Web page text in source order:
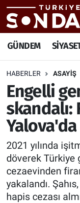
GÜNDEM
HABERLER ASAYİŞ
Engelli
skandalı:
2021 yılında
döverek Türkiye
cezaevinden
yakalandı.
hapis cezası
Trafik
Süper Lig
Tüm
Son Dakika
Haber Arşivi